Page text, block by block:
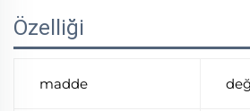
Özelliği
madde